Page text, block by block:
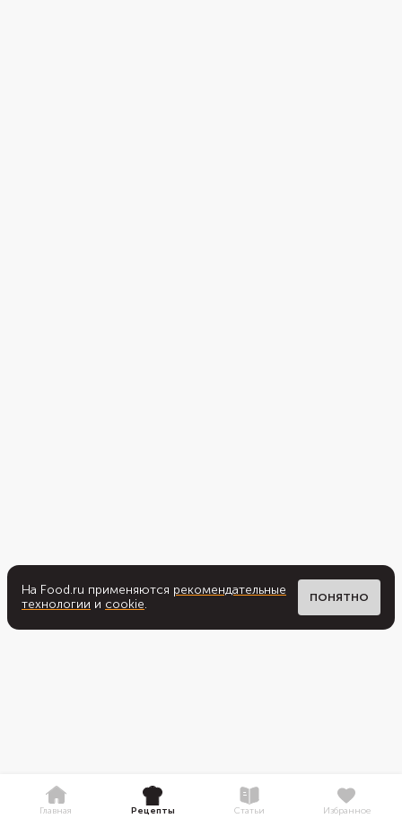
На Food.ru применяются рекомендательные
технологии и cookie. ПОНЯТНО
Главная Рецепты Статьи Избранное